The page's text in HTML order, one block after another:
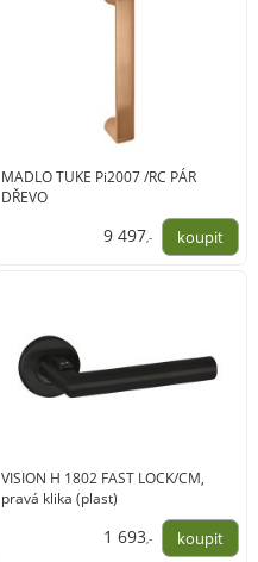
MADLO TUKE Pi2007 /RC PÁR
DŘEVO
9 497,-
VISION H 1802 FAST LOCK/CM,
pravá klika (plast)
1 693,-